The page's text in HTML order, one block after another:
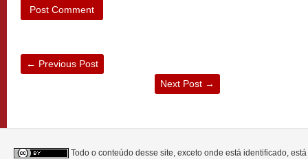
← Previous Post
Next Post →
Todo o conteúdo desse site, exceto onde está identificado,